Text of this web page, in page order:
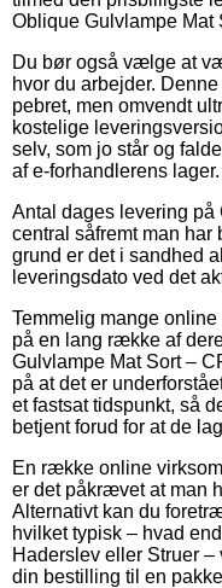
Oblique Gulvlampe Mat
Du bør også vælge at
hvor du arbejder.
pebret, men omvendt
kostelige
selv, som jo står og
af e-forhandlerens lager.
Antal dages levering på
central såfremt man har
grund er det i sandhed
leveringsdato ved det
Temmelig mange
på en lang række af
Gulvlampe Mat Sort –
på at det er
et fastsat tidspunkt, så
betjent forud for at de
En række online
er det påkrævet at man
Alternativt kan du
hvilket typisk – hvad
Haderslev eller Struer
din bestilling til en